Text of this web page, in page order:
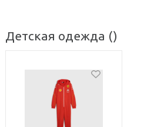
Детская одежда ()